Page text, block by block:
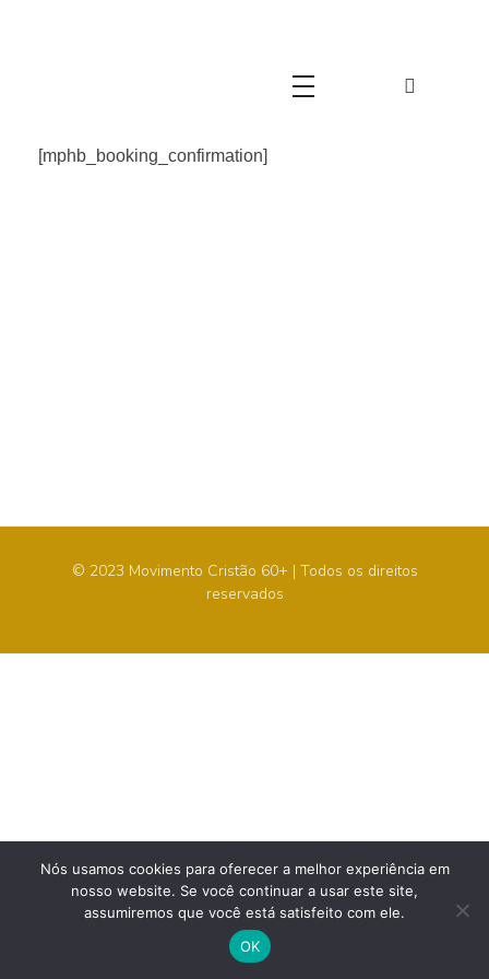
[mphb_booking_confirmation]
© 2023 Movimento Cristão 60+ | Todos os direitos
reservados
Nós usamos cookies para oferecer a melhor experiência em
nosso website. Se você continuar a usar este site,
assumiremos que você está satisfeito com ele.
OK